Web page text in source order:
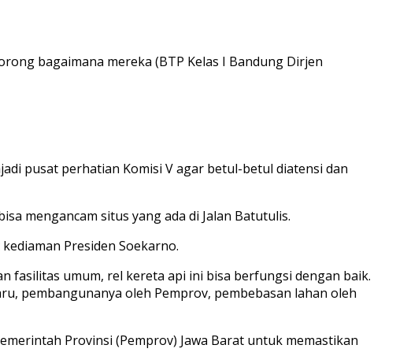
bagaimana mereka (BTP Kelas I Bandung Dirjen
pusat perhatian Komisi V agar betul-betul diatensi dan
mengancam situs yang ada di Jalan Batutulis.
Presiden Soekarno.
fasilitas umum, rel kereta api ini bisa berfungsi dengan baik.
pembangunanya oleh Pemprov, pembebasan lahan oleh
Provinsi (Pemprov) Jawa Barat untuk memastikan